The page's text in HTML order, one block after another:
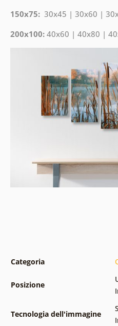
150x75: 30x45 | 30x60 |
200x100: 40x60 | 40x80 |
Categoria
Posizione
Tecnologia dell'immagine